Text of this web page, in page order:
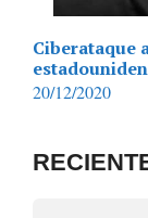
Ciberataque
20/12/2020